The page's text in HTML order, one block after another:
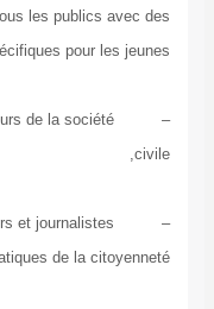
destination de tous les
actions spécifiques pour
public et les acteurs de la
d’animateurs et
aux problématiques de la